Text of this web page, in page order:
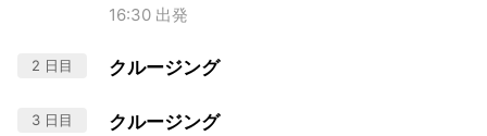
16:30 出発
2 日目 クルージング
3 日目 クルージング